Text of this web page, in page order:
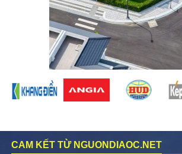
CAM KẾT TỪ NGUONDIAOC.NET